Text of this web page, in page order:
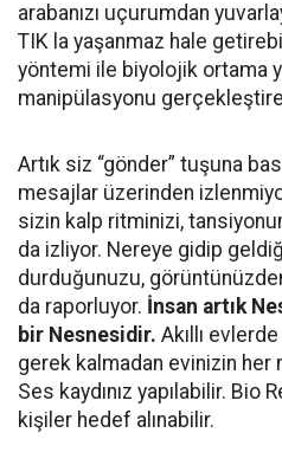
arabanızı uçurumdan
TIK la yaşanmaz hale
yöntemi ile biyolojik ortama
manipülasyonu
Artık siz “gönder” tuşuna
mesajlar üzerinden
sizin kalp ritminizi,
da izliyor. Nereye gidip
durduğunuzu,
da raporluyor. İnsan artık
bir Nesnesidir. Akıllı
gerek kalmadan evinizin her
Ses kaydınız yapılabilir. Bio
kişiler hedef alınabilir.